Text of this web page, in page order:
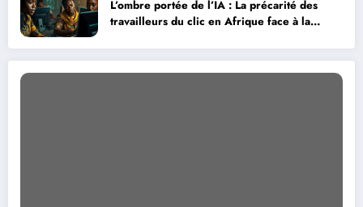
L’ombre portée de l’IA : La précarité des
travailleurs du clic en Afrique face à la